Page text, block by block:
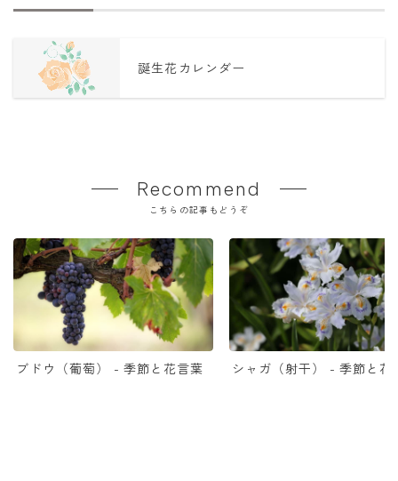
誕生花カレンダー
Recommend
こちらの記事もどうぞ
ブドウ（葡萄） - 季節と花言葉 シャガ（射干） - 季節と花